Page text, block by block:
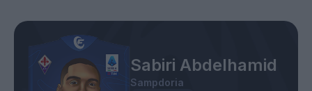
Sabiri Abdelhamid
Sampdoria